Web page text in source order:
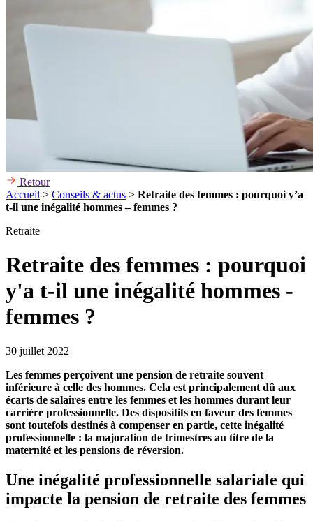
Retour
Accueil > Conseils & actus > Retraite des femmes : pourquoi y’a
t-il une inégalité hommes – femmes ?
Retraite
Retraite des femmes : pourquoi
y'a t-il une inégalité hommes -
femmes ?
30 juillet 2022
Les femmes perçoivent une pension de retraite souvent
inférieure à celle des hommes. Cela est principalement dû aux
écarts de salaires entre les femmes et les hommes durant leur
carrière professionnelle. Des dispositifs en faveur des femmes
sont toutefois destinés à compenser en partie, cette inégalité
professionnelle : la majoration de trimestres au titre de la
maternité et les pensions de réversion.
Une inégalité professionnelle salariale qui
impacte la pension de retraite des femmes